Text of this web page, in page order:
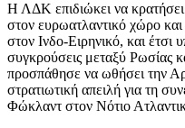
Η ΛΔΚ επιδιώκει να
στον ευρωατλαντικό χώρο και
στον Ινδο-Ειρηνικό, και έτσι
συγκρούσεις μεταξύ Ρωσίας
προσπάθησε να ωθήσει την
στρατιωτική απειλή για τη
Φώκλαντ στον Νότιο